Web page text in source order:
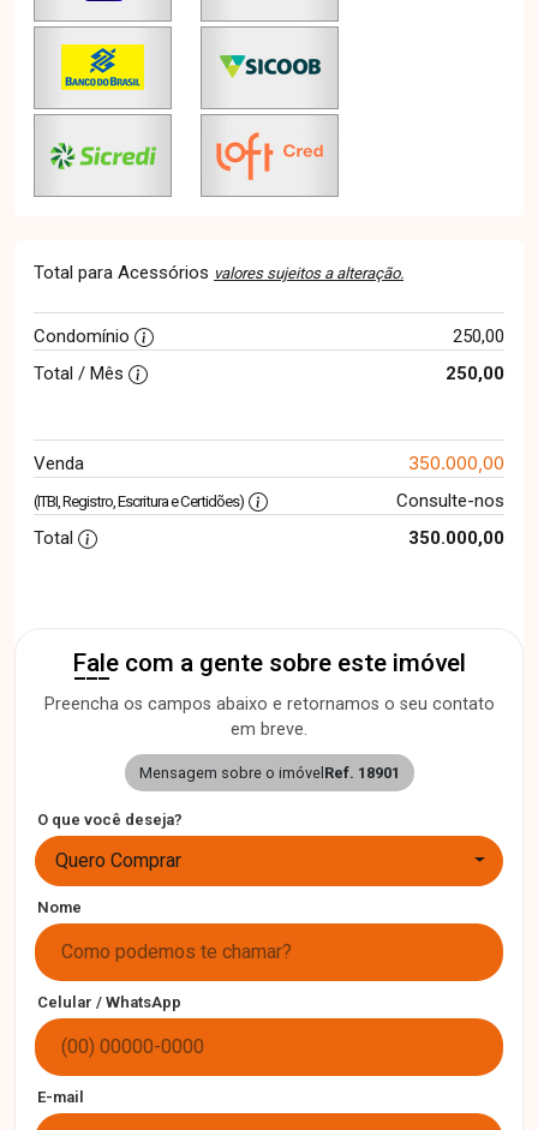
Total para Acessórios valores sujeitos a alteração.
Condomínio
250,00
Total / Mês
250,00
Venda 350.000,00
(ITBI, Registro, Escritura e Certidões)
Consulte-nos
Total
350.000,00
Fale com a gente sobre este imóvel
Preencha os campos abaixo e retornamos o seu contato
em breve.
Mensagem sobre o imóvelRef. 18901
O que você deseja?
Quero Comprar
Nome
Celular / WhatsApp
E-mail